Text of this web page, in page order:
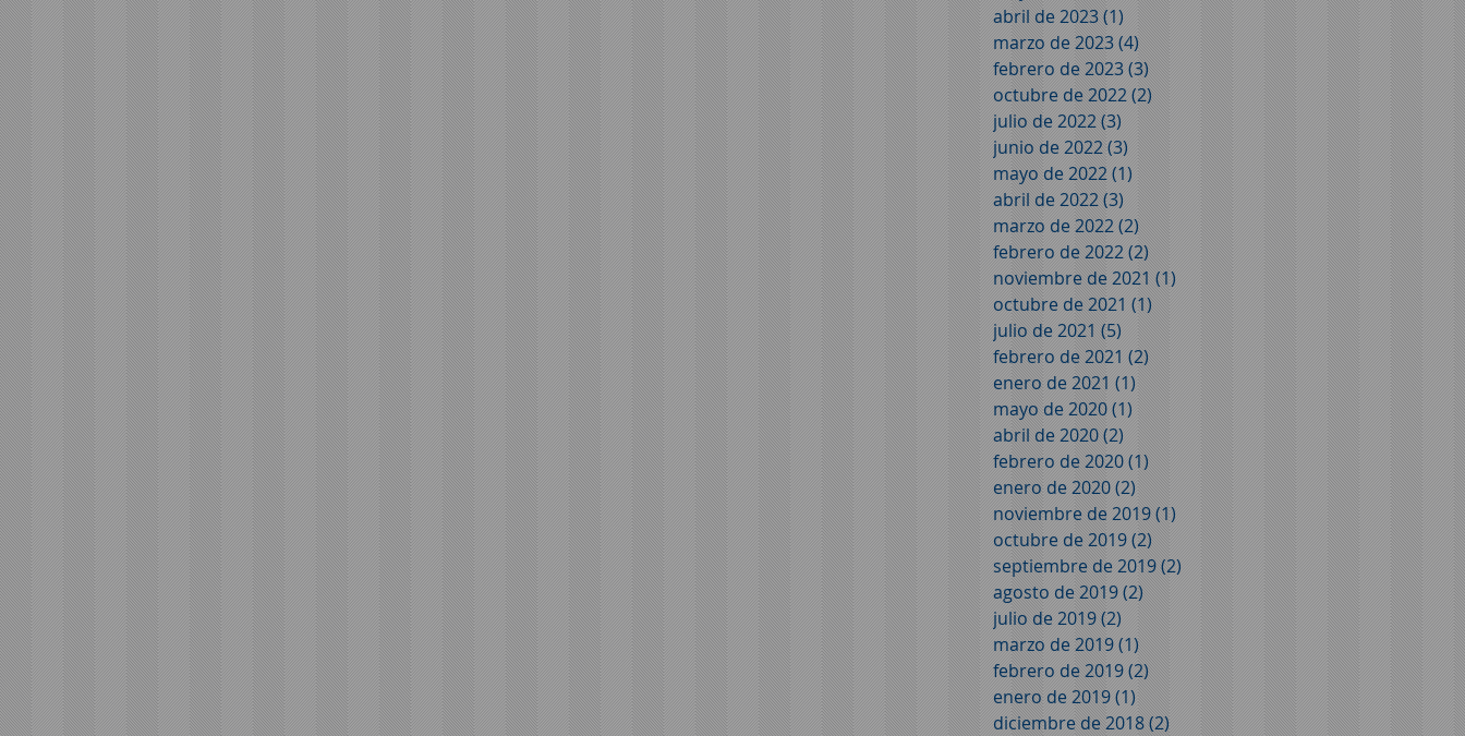
abril de 2023(1)1 entrada
marzo de 2023(4)4 entradas
febrero de 2023(3)3 entradas
octubre de 2022(2)2 entradas
julio de 2022(3)3 entradas
junio de 2022(3)3 entradas
mayo de 2022(1)1 entrada
abril de 2022(3)3 entradas
marzo de 2022(2)2 entradas
febrero de 2022(2)2 entradas
noviembre de 2021(1)1 entrada
octubre de 2021 (1)1 entrada
julio de 2021(5)5 entradas
febrero de 2021 (2)2 entradas
enero de 2021(1)1 entrada
mayo de 2020(1)1 entrada
abril de 2020(2)2 entradas
febrero de 2020(1)1 entrada
enero de 2020(2)2 entradas
noviembre de 2019(1)1 entrada
octubre de 2019(2)2 entradas
septiembre de 2019(2)2 entradas
agosto de 2019(2)2 entradas
julio de 2019(2)2 entradas
marzo de 2019(1)1 entrada
febrero de 2019(2)2 entradas
enero de 2019(1)1 entrada
diciembre de 2018(2)2 entradas